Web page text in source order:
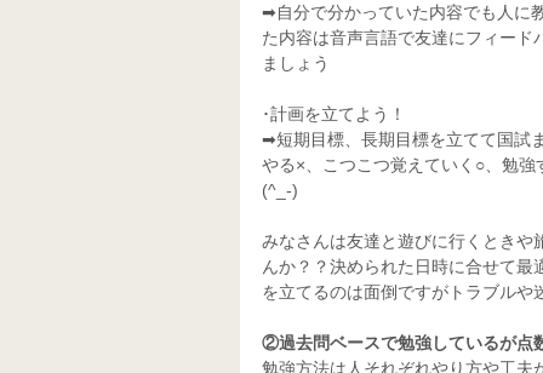
➡自分で分かっていた内容でも人に
た内容は音声言語で友達にフィー
ましょう
･計画を立てよう！
➡短期目標、長期目標を立てて国試
やる×、こつこつ覚えていく○、勉
(^_-)
みなさんは友達と遊びに行くときや
んか？？決められた日時に合せて
を立てるのは面倒ですがトラブルや
②過去問ベースで勉強しているが点
勉強方法は人それぞれやり方や工